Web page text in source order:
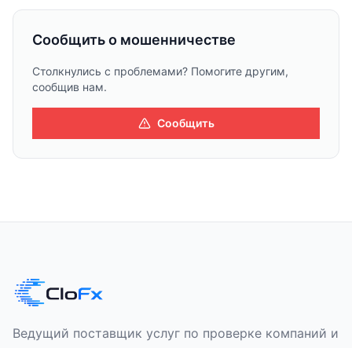
Сообщить о мошенничестве
Столкнулись с проблемами? Помогите другим,
сообщив нам.
Сообщить
Ведущий поставщик услуг по проверке компаний и